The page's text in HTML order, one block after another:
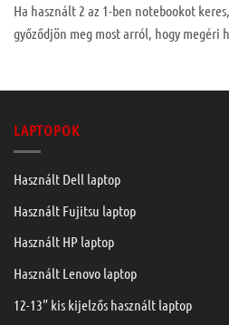
Ha használt 2 az 1-ben notebookot
győződjön meg most arról, hogy megéri
LAPTOPOK
Használt Dell laptop
Használt Fujitsu laptop
Használt HP laptop
Használt Lenovo laptop
12-13” kis kijelzős használt laptop